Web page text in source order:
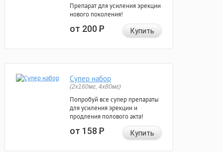
Препарат для усиления эрекции
нового поколения!
от 200Р Купить
Супер набор
(2х160мг, 4х80мг)
Попробуй все супер препараты
для усиления эрекции и
продления полового акта!
от 158Р Купить